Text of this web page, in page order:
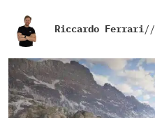
Riccardo Ferrari//